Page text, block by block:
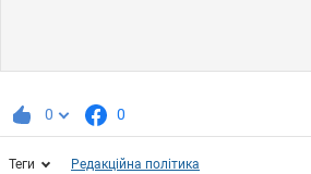
0 0
Теги Редакційна політика